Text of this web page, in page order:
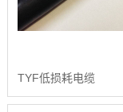
TYF低损耗电缆